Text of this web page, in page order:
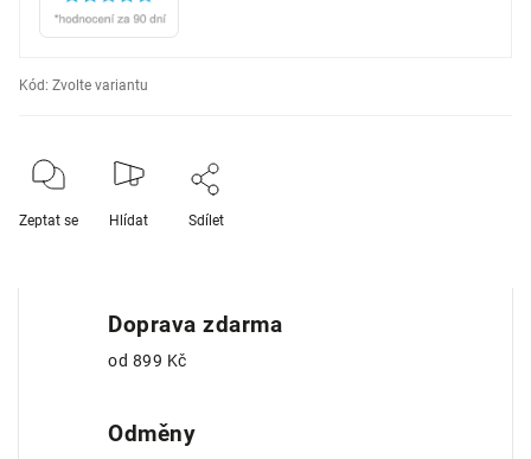
Kód: Zvolte variantu
Zeptat se Hlídat Sdílet
Doprava zdarma
od 899 Kč
Odměny